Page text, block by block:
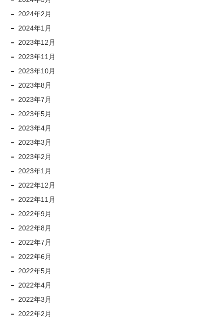
2024年2月
2024年1月
2023年12月
2023年11月
2023年10月
2023年8月
2023年7月
2023年5月
2023年4月
2023年3月
2023年2月
2023年1月
2022年12月
2022年11月
2022年9月
2022年8月
2022年7月
2022年6月
2022年5月
2022年4月
2022年3月
2022年2月